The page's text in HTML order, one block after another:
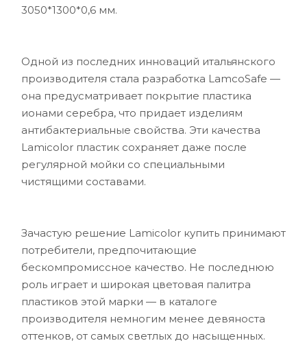
3050*1300*0,6 мм.
Одной из последних инноваций итальянского
производителя стала разработка LamcoSafe —
она предусматривает покрытие пластика
ионами серебра, что придает изделиям
антибактериальные свойства. Эти качества
Lamicolor пластик сохраняет даже после
регулярной мойки со специальными
чистящими составами.
Зачастую решение Lamicolor купить принимают
потребители, предпочитающие
бескомпромиссное качество. Не последнюю
роль играет и широкая цветовая палитра
пластиков этой марки — в каталоге
производителя немногим менее девяноста
оттенков, от самых светлых до насыщенных.